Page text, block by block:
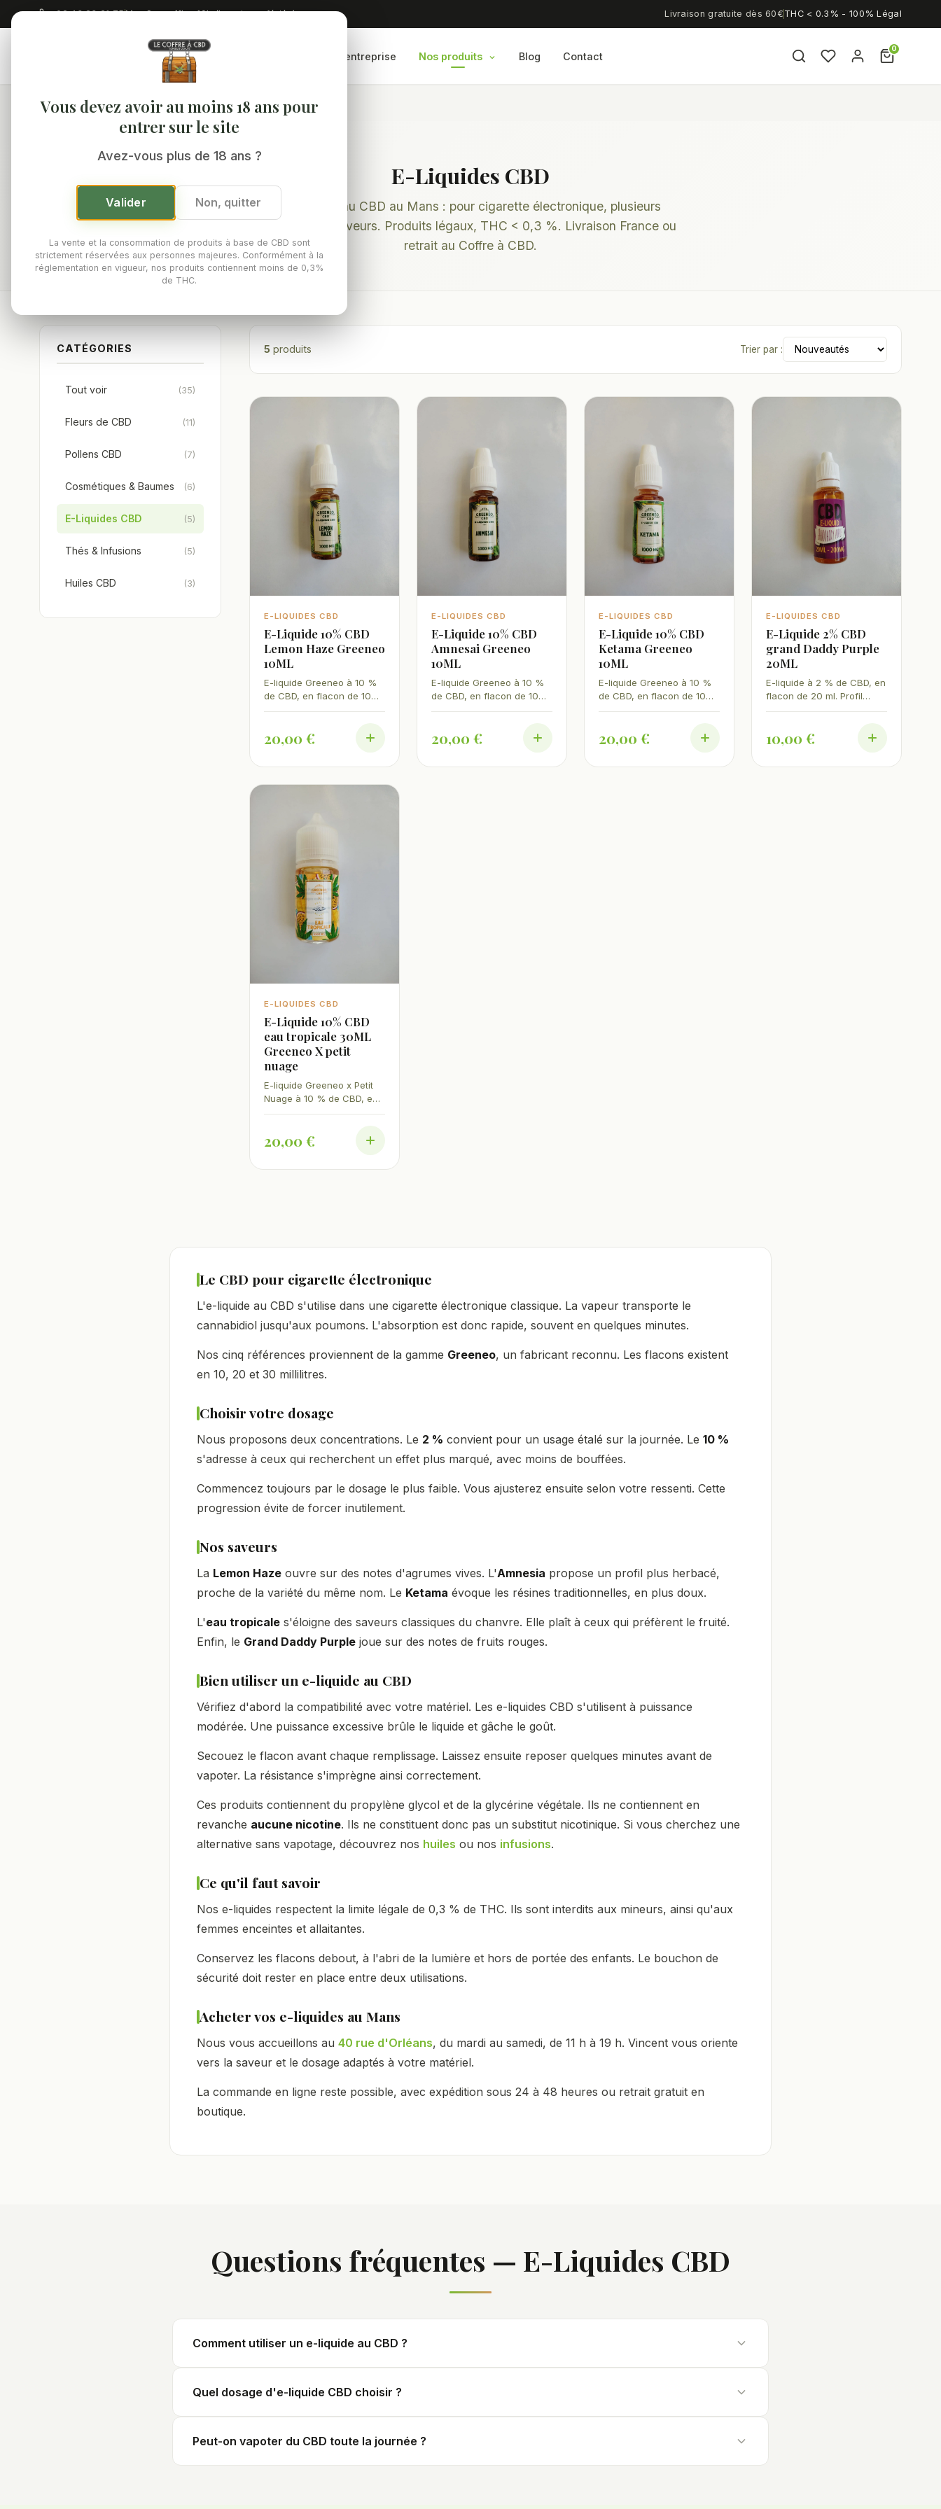
Vous devez avoir au moins 18 ans pour
entrer sur le site
Avez-vous plus de 18 ans ?
Valider Non, quitter
La vente et la consommation de produits à base de CBD sont
strictement réservées aux personnes majeures. Conformément à la
réglementation en vigueur, nos produits contiennent moins de 0,3%
de THC.
02 43 23 21 75Mar-Sam : 11h - 19h (hors jours fériés) Livraison gratuite dès 60€ THC < 0.3% - 100% Légal
L'entreprise Nos produits Blog Contact
0
Accueil/ Boutique/E-Liquides CBD
E-Liquides CBD
E-liquides au CBD au Mans : pour cigarette électronique, plusieurs
dosages et saveurs. Produits légaux, THC < 0,3 %. Livraison France ou
retrait au Coffre à CBD.
CATÉGORIES
Tout voir (35)
Fleurs de CBD (11)
Pollens CBD (7)
Cosmétiques & Baumes (6)
E-Liquides CBD (5)
Thés & Infusions (5)
Huiles CBD (3)
5 produits Trier par :
E-LIQUIDES CBD
E-Liquide 10% CBD
Lemon Haze Greeneo
10ML
E-liquide Greeneo à 10 %
de CBD, en flacon de 10
ml. Terpènes de Lemon
fraîcheur. Sans THC,
fabriqué en France.
20,00 €
E-LIQUIDES CBD
E-Liquide 10% CBD
Amnesai Greeneo
10ML
E-liquide Greeneo à 10 %
de CBD, en flacon de 10
ml. Terpènes d'Amnesia,
France.
20,00 €
E-LIQUIDES CBD
E-Liquide 10% CBD
Ketama Greeneo
10ML
E-liquide Greeneo à 10 %
de CBD, en flacon de 10
ml. Profil Ketama, aux notes
Sans THC, fabriqué en
France.
20,00 €
E-LIQUIDES CBD
E-Liquide 2% CBD
grand Daddy Purple
20ML
E-liquide à 2 % de CBD, en
flacon de 20 ml. Profil
Granddaddy Purple, fruits
Sans THC, fabriqué en
France.
10,00 €
E-LIQUIDES CBD
E-Liquide 10% CBD
eau tropicale 30ML
Greeneo X petit
nuage
E-liquide Greeneo x Petit
Nuage à 10 % de CBD, en
grand flacon de 30 ml.
Sans THC, fabriqué en
France.
20,00 €
Le CBD pour cigarette électronique
L'e-liquide au CBD s'utilise dans une cigarette électronique classique. La vapeur transporte le
cannabidiol jusqu'aux poumons. L'absorption est donc rapide, souvent en quelques minutes.
Nos cinq références proviennent de la gamme Greeneo, un fabricant reconnu. Les flacons existent
en 10, 20 et 30 millilitres.
Choisir votre dosage
Nous proposons deux concentrations. Le 2 % convient pour un usage étalé sur la journée. Le 10 %
s'adresse à ceux qui recherchent un effet plus marqué, avec moins de bouffées.
Commencez toujours par le dosage le plus faible. Vous ajusterez ensuite selon votre ressenti. Cette
progression évite de forcer inutilement.
Nos saveurs
La Lemon Haze ouvre sur des notes d'agrumes vives. L'Amnesia propose un profil plus herbacé,
proche de la variété du même nom. Le Ketama évoque les résines traditionnelles, en plus doux.
L'eau tropicale s'éloigne des saveurs classiques du chanvre. Elle plaît à ceux qui préfèrent le fruité.
Enfin, le Grand Daddy Purple joue sur des notes de fruits rouges.
Bien utiliser un e-liquide au CBD
Vérifiez d'abord la compatibilité avec votre matériel. Les e-liquides CBD s'utilisent à puissance
modérée. Une puissance excessive brûle le liquide et gâche le goût.
Secouez le flacon avant chaque remplissage. Laissez ensuite reposer quelques minutes avant de
vapoter. La résistance s'imprègne ainsi correctement.
Ces produits contiennent du propylène glycol et de la glycérine végétale. Ils ne contiennent en
revanche aucune nicotine. Ils ne constituent donc pas un substitut nicotinique. Si vous cherchez une
alternative sans vapotage, découvrez nos huiles ou nos infusions.
Ce qu'il faut savoir
Nos e-liquides respectent la limite légale de 0,3 % de THC. Ils sont interdits aux mineurs, ainsi qu'aux
femmes enceintes et allaitantes.
Conservez les flacons debout, à l'abri de la lumière et hors de portée des enfants. Le bouchon de
sécurité doit rester en place entre deux utilisations.
Acheter vos e-liquides au Mans
Nous vous accueillons au 40 rue d'Orléans, du mardi au samedi, de 11 h à 19 h. Vincent vous oriente
vers la saveur et le dosage adaptés à votre matériel.
La commande en ligne reste possible, avec expédition sous 24 à 48 heures ou retrait gratuit en
boutique.
Questions fréquentes — E-Liquides CBD
Comment utiliser un e-liquide au CBD ?
grâce à l'inhalation.
Quel dosage d'e-liquide CBD choisir ?
plus élevés (10 %) pour un effet plus marqué.
Peut-on vapoter du CBD toute la journée ?